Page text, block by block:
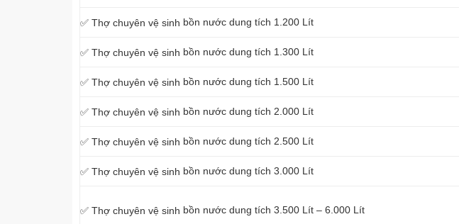
✅ Thợ chuyên vệ sinh bồn nước dung tích 1.200 Lít
✅ Thợ chuyên vệ sinh bồn nước dung tích 1.300 Lít
✅ Thợ chuyên vệ sinh bồn nước dung tích 1.500 Lít
✅ Thợ chuyên vệ sinh bồn nước dung tích 2.000 Lít
✅ Thợ chuyên vệ sinh bồn nước dung tích 2.500 Lít
✅ Thợ chuyên vệ sinh bồn nước dung tích 3.000 Lít
✅ Thợ chuyên vệ sinh bồn nước dung tích 3.500 Lít – 6.000 Lít